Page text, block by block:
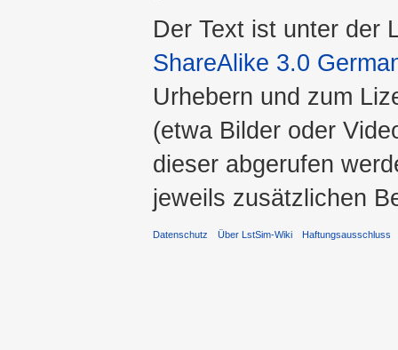
Der Text ist unter der
ShareAlike 3.0
Urhebern und zum
(etwa Bilder oder
dieser abgerufen
jeweils zusätzlichen
Datenschutz Über LstSim-Wiki Haftungsausschluss